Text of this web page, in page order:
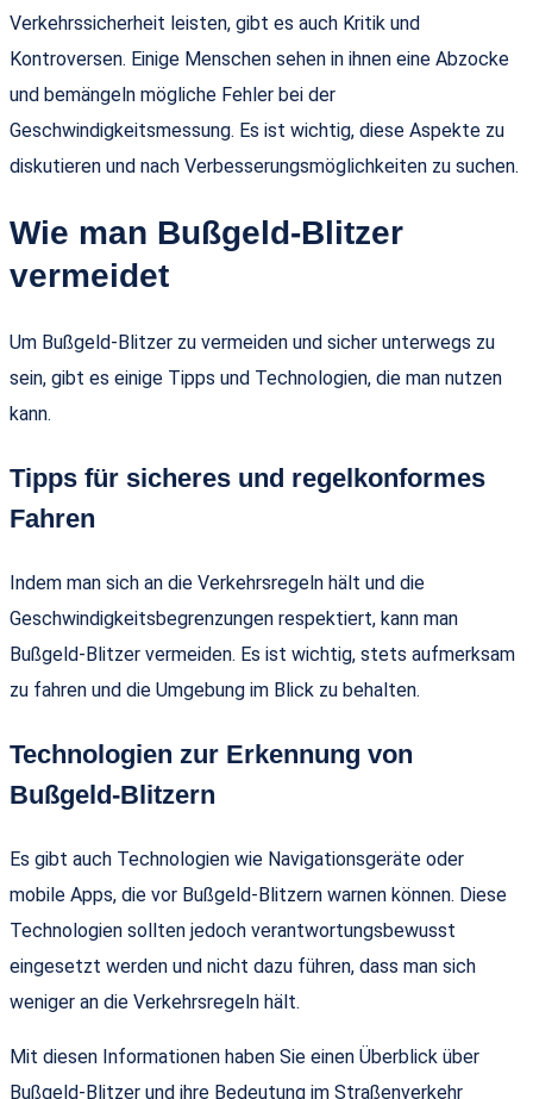
Verkehrssicherheit leisten, gibt es auch Kritik und
Kontroversen. Einige Menschen sehen in ihnen eine Abzocke
und bemängeln mögliche Fehler bei der
Geschwindigkeitsmessung. Es ist wichtig, diese Aspekte zu
diskutieren und nach Verbesserungsmöglichkeiten zu suchen.
Wie man Bußgeld-Blitzer
vermeidet
Um Bußgeld-Blitzer zu vermeiden und sicher unterwegs zu
sein, gibt es einige Tipps und Technologien, die man nutzen
kann.
Tipps für sicheres und regelkonformes
Fahren
Indem man sich an die Verkehrsregeln hält und die
Geschwindigkeitsbegrenzungen respektiert, kann man
Bußgeld-Blitzer vermeiden. Es ist wichtig, stets aufmerksam
zu fahren und die Umgebung im Blick zu behalten.
Technologien zur Erkennung von
Bußgeld-Blitzern
Es gibt auch Technologien wie Navigationsgeräte oder
mobile Apps, die vor Bußgeld-Blitzern warnen können. Diese
Technologien sollten jedoch verantwortungsbewusst
eingesetzt werden und nicht dazu führen, dass man sich
weniger an die Verkehrsregeln hält.
Mit diesen Informationen haben Sie einen Überblick über
Bußgeld-Blitzer und ihre Bedeutung im Straßenverkehr